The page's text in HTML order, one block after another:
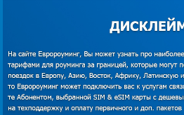
останавливается на
выйти на любой
поездке из аэропорта
городе. Доехать до
полчаса. Обозначена
синим цветом.
ExpressLine